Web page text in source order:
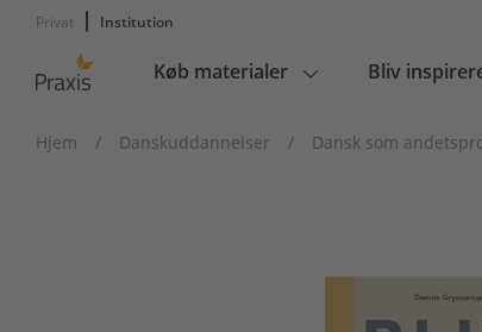
Privat Institution
Main
Køb materialer Bliv
Hjem / Danskuddannelser / Dansk som